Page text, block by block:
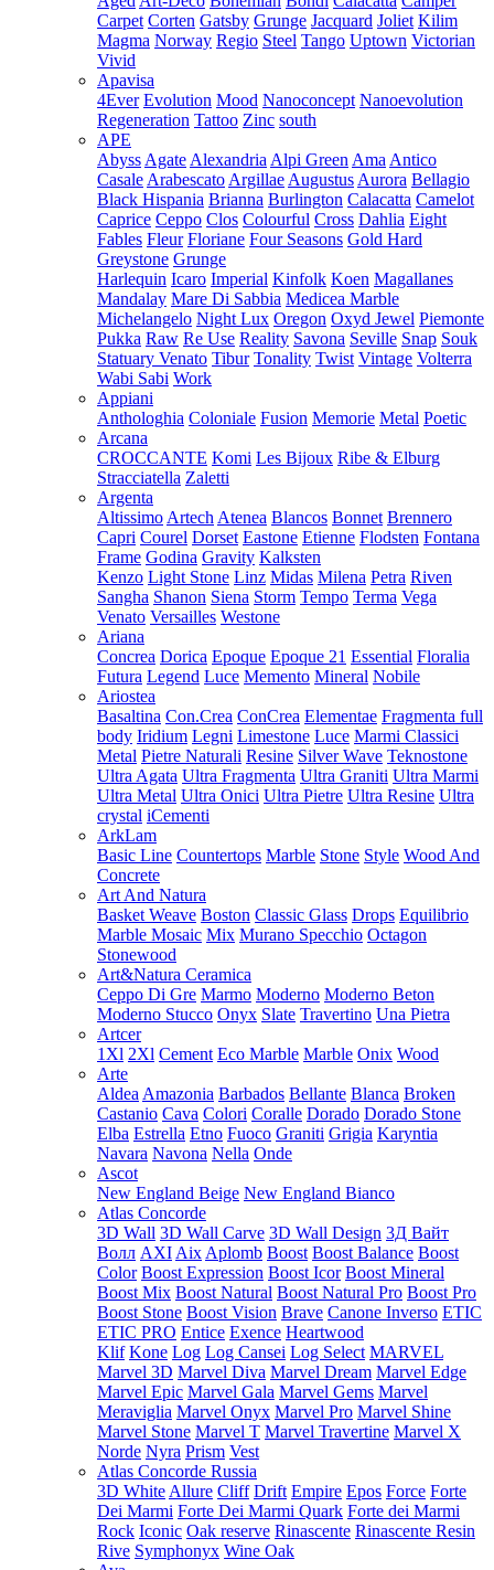
Carpet Corten Gatsby Grunge Jacquard Joliet Kilim
Magma Norway Regio Steel Tango Uptown Victorian
Vivid
Apavisa
4Ever Evolution Mood Nanoconcept Nanoevolution
Regeneration Tattoo Zinc south
APE
Abyss Agate Alexandria Alpi Green Ama Antico
Casale Arabescato Argillae Augustus Aurora Bellagio
Black Hispania Brianna Burlington Calacatta Camelot
Caprice Ceppo Clos Colourful Cross Dahlia Eight
Fables Fleur Floriane Four Seasons Gold Hard
Greystone Grunge
Harlequin Icaro Imperial Kinfolk Koen Magallanes
Mandalay Mare Di Sabbia Medicea Marble
Michelangelo Night Lux Oregon Oxyd Jewel Piemonte
Pukka Raw Re Use Reality Savona Seville Snap Souk
Statuary Venato Tibur Tonality Twist Vintage Volterra
Wabi Sabi Work
Appiani
Anthologhia Coloniale Fusion Memorie Metal Poetic
Arcana
CROCCANTE Komi Les Bijoux Ribe & Elburg
Stracciatella Zaletti
Argenta
Altissimo Artech Atenea Blancos Bonnet Brennero
Capri Courel Dorset Eastone Etienne Flodsten Fontana
Frame Godina Gravity Kalksten
Kenzo Light Stone Linz Midas Milena Petra Riven
Sangha Shanon Siena Storm Tempo Terma Vega
Venato Versailles Westone
Ariana
Concrea Dorica Epoque Epoque 21 Essential Floralia
Futura Legend Luce Memento Mineral Nobile
Ariostea
Basaltina Con.Crea ConCrea Elementae Fragmenta full
body Iridium Legni Limestone Luce Marmi Classici
Metal Pietre Naturali Resine Silver Wave Teknostone
Ultra Agata Ultra Fragmenta Ultra Graniti Ultra Marmi
Ultra Metal Ultra Onici Ultra Pietre Ultra Resine Ultra
crystal iCementi
ArkLam
Basic Line Countertops Marble Stone Style Wood And
Concrete
Art And Natura
Basket Weave Boston Classic Glass Drops Equilibrio
Marble Mosaic Mix Murano Specchio Octagon
Stonewood
Art&Natura Ceramica
Ceppo Di Gre Marmo Moderno Moderno Beton
Moderno Stucco Onyx Slate Travertino Una Pietra
Artcer
1Xl 2Xl Cement Eco Marble Marble Onix Wood
Arte
Aldea Amazonia Barbados Bellante Blanca Broken
Castanio Cava Colori Coralle Dorado Dorado Stone
Elba Estrella Etno Fuoco Graniti Grigia Karyntia
Navara Navona Nella Onde
Ascot
New England Beige New England Bianco
Atlas Concorde
3D Wall 3D Wall Carve 3D Wall Design 3Д Вайт
Волл AXI Aix Aplomb Boost Boost Balance Boost
Color Boost Expression Boost Icor Boost Mineral
Boost Mix Boost Natural Boost Natural Pro Boost Pro
Boost Stone Boost Vision Brave Canone Inverso ETIC
ETIC PRO Entice Exence Heartwood
Klif Kone Log Log Cansei Log Select MARVEL
Marvel 3D Marvel Diva Marvel Dream Marvel Edge
Marvel Epic Marvel Gala Marvel Gems Marvel
Meraviglia Marvel Onyx Marvel Pro Marvel Shine
Marvel Stone Marvel T Marvel Travertine Marvel X
Norde Nyra Prism Vest
Atlas Concorde Russia
3D White Allure Cliff Drift Empire Epos Force Forte
Dei Marmi Forte Dei Marmi Quark Forte dei Marmi
Rock Iconic Oak reserve Rinascente Rinascente Resin
Rive Symphonyx Wine Oak